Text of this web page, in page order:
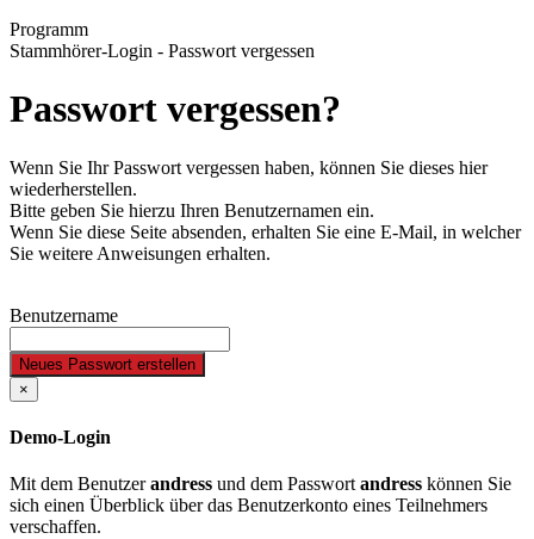
Programm
Stammhörer-Login - Passwort vergessen
Passwort vergessen?
Wenn Sie Ihr Passwort vergessen haben, können Sie dieses hier
wiederherstellen.
Bitte geben Sie hierzu Ihren Benutzernamen ein.
Wenn Sie diese Seite absenden, erhalten Sie eine E-Mail, in welcher
Sie weitere Anweisungen erhalten.
Benutzername
Neues Passwort erstellen
×
Demo-Login
Mit dem Benutzerandress und dem Passwortandress können Sie
sich einen Überblick über das Benutzerkonto eines Teilnehmers
verschaffen.